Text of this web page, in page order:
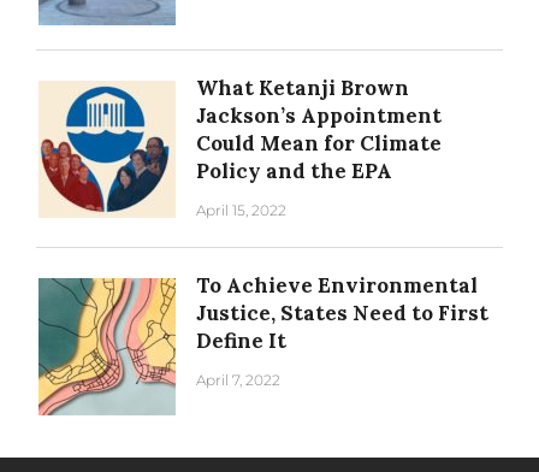
What Ketanji Brown
Jackson’s Appointment
Could Mean for Climate
Policy and the EPA
April 15, 2022
To Achieve Environmental
Justice, States Need to First
Define It
April 7, 2022